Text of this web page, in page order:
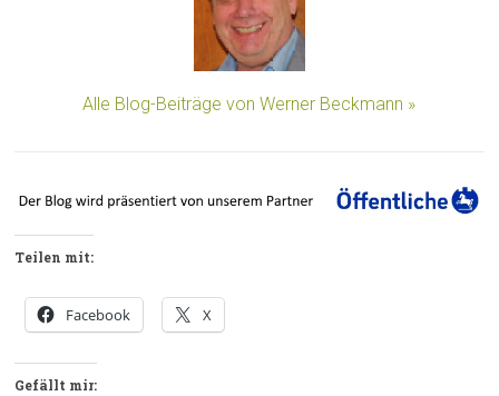
Alle Blog-Beiträge von Werner Beckmann »
Teilen mit:
Facebook X
Gefällt mir: